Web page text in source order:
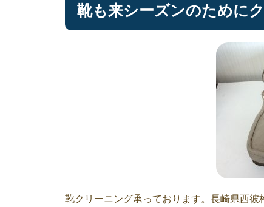
靴も来シーズンのために
靴クリーニング承っております。長崎県西